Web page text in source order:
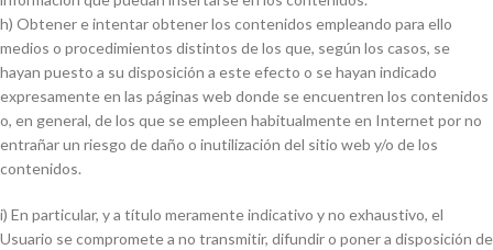
h) Obtener e intentar obtener los contenidos empleando para ello
medios o procedimientos distintos de los que, según los casos, se
hayan puesto a su disposición a este efecto o se hayan indicado
expresamente en las páginas web donde se encuentren los contenidos
o, en general, de los que se empleen habitualmente en Internet por no
entrañar un riesgo de daño o inutilización del sitio web y/o de los
contenidos.
i) En particular, y a título meramente indicativo y no exhaustivo, el
Usuario se compromete a no transmitir, difundir o poner a disposición de